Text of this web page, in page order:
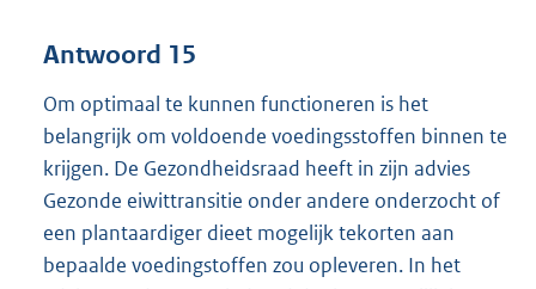
Antwoord 15
Om optimaal te kunnen functioneren is het
belangrijk om voldoende voedingsstoffen binnen te
krijgen. De Gezondheidsraad heeft in zijn advies
Gezonde eiwittransitie onder andere onderzocht of
een plantaardiger dieet mogelijk tekorten aan
bepaalde voedingstoffen zou opleveren. In het